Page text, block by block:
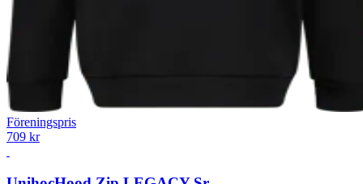
Föreningspris
709 kr